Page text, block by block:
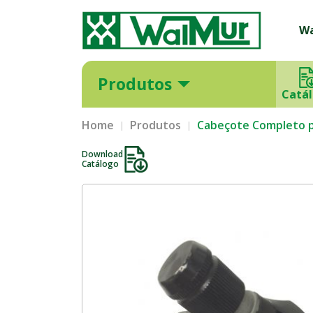
Produtos
Home Produtos Cabeçote Completo
Download
Catálogo